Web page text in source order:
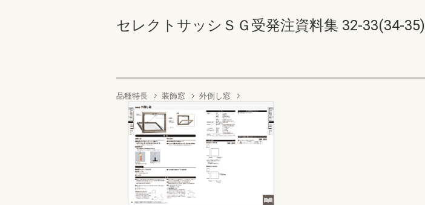
セレクトサッシＳＧ受発注資料集 32-33(34-35)
品種特長 装飾窓 外倒し窓